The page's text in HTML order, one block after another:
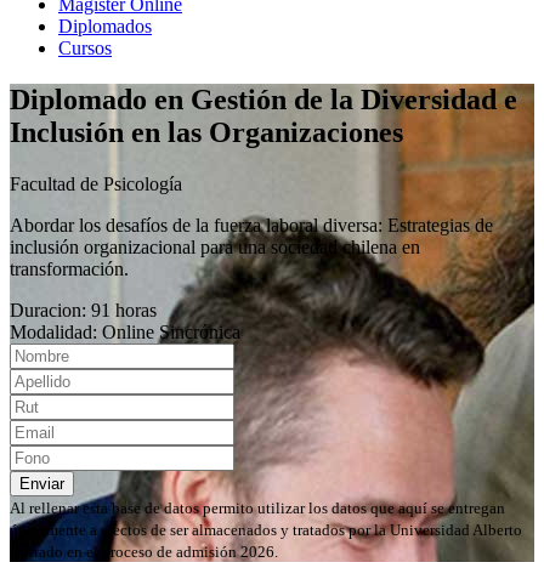
Magíster Online
Diplomados
Cursos
Diplomado en Gestión de la Diversidad e
Inclusión en las Organizaciones
Facultad de Psicología
Abordar los desafíos de la fuerza laboral diversa: Estrategias de
inclusión organizacional para una sociedad chilena en
transformación.
Duracion: 91 horas
Modalidad: Online Sincrónica
Enviar
Al rellenar esta base de datos permito utilizar los datos que aquí se entregan
únicamente a efectos de ser almacenados y tratados por la Universidad Alberto
Hurtado en el proceso de admisión 2026.